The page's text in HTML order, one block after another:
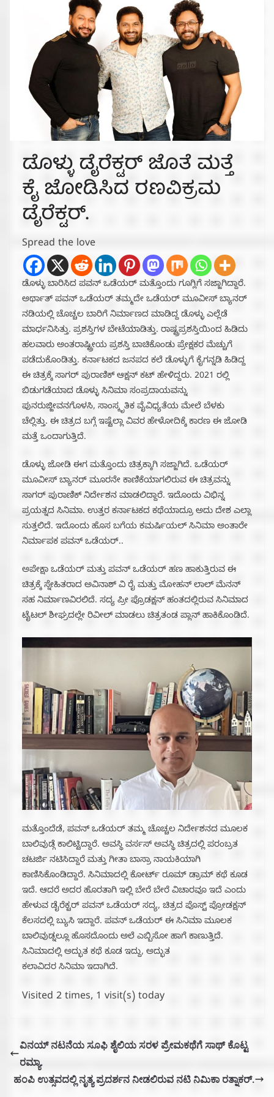
ಡೊಳ್ಳು ಡೈರೆಕ್ಟರ್ ಜೊತೆ ಮತ್ತೆ
ಕೈ ಜೋಡಿಸಿದ ರಣವಿಕ್ರಮ
ಡೈರೆಕ್ಟರ್.
Spread the love
ಡೊಳ್ಳು ಬಾರಿಸಿದ ಪವನ್ ಒಡೆಯರ್ ಮತ್ತೊಂದು ಗೂಗ್ಲಿಗೆ ಸಜ್ಜಾಗಿದ್ದಾರೆ.
ಅರ್ಥಾತ್ ಪವನ್ ಒಡೆಯರ್ ತಮ್ಮದೇ ಒಡೆಯರ್ ಮೂವೀಸ್ ಬ್ಯಾನರ್
ನಡಿಯಲ್ಲಿ ಚೊಚ್ಚಲ ಬಾರಿಗೆ ನಿರ್ಮಾಣದ ಮಾಡಿದ್ದ ಡೊಳ್ಳು ಎಲ್ಲೆಡೆ
ಮಾರ್ಧನಿಸಿತ್ತು. ಪ್ರಶಸ್ತಿಗಳ ಬೇಟೆಯಾಡಿತ್ತು. ರಾಷ್ಟ್ರಪ್ರಶಸ್ತಿಯಿಂದ ಹಿಡಿದು
ಹಲವಾರು ಅಂತರಾಷ್ಟ್ರೀಯ ಪ್ರಶಸ್ತಿ ಬಾಚಿಕೊಂಡು ಪ್ರೇಕ್ಷಕರ ಮೆಚ್ಚುಗೆ
ಪಡೆದುಕೊಂಡಿತ್ತು. ಕರ್ನಾಟಕದ ಜನಪದ ಕಲೆ ಡೊಳ್ಳುಗೆ ಕೈಗನ್ನಡಿ ಹಿಡಿದ್ದ
ಈ ಚಿತ್ರಕ್ಕೆ ಸಾಗರ್ ಪುರಾಣಿಕ್ ಆಕ್ಷನ್ ಕಟ್ ಹೇಳಿದ್ದರು. 2021 ರಲ್ಲಿ
ಬಿಡುಗಡೆಯಾದ ಡೊಳ್ಳು ಸಿನಿಮಾ ಸಂಪ್ರದಾಯವನ್ನು
ಪುನರುಜ್ಜೀವನಗೊಳಸಿ, ಸಾಂಸ್ಕೃತಿಕ ವೈವಿಧ್ಯತೆಯ ಮೇಲೆ ಬೆಳಕು
ಚೆಲ್ಲಿತ್ತು. ಈ ಚಿತ್ರದ ಬಗ್ಗೆ ಇಷ್ಟೆಲ್ಲಾ ವಿವರ ಹೇಳೋದಿಕ್ಕೆ ಕಾರಣ ಈ ಜೋಡಿ
ಮತ್ತೆ ಒಂದಾಗುತ್ತಿದೆ.
ಡೊಳ್ಳು ಜೋಡಿ ಈಗ ಮತ್ತೊಂದು ಚಿತ್ರಕ್ಕಾಗಿ ಸಜ್ಜಾಗಿದೆ. ಒಡೆಯರ್
ಮೂವೀಸ್ ಬ್ಯಾನರ್ ಮೂರನೇ ಕಾಣಿಕೆಯಾಗಲಿರುವ ಈ ಚಿತ್ರವನ್ನು
ಸಾಗರ್ ಪುರಾಣಿಕ್ ನಿರ್ದೇಶನ ಮಾಡಲಿದ್ದಾರೆ. ಇದೊಂದು ವಿಭಿನ್ನ
ಪ್ರಯತ್ನದ ಸಿನಿಮಾ. ಉತ್ತರ ಕರ್ನಾಟಕದ ಕಥೆಯಾದ್ರೂ ಅದು ದೇಶ ಎಲ್ಲಾ
ಸುತ್ತಲಿದೆ. ಇದೊಂದು ಹೊಸ ಬಗೆಯ ಕಮರ್ಷಿಯಲ್ ಸಿನಿಮಾ ಅಂತಾರೇ
ನಿರ್ಮಾಪಕ ಪವನ್ ಒಡೆಯರ್..
ಅಪೇಕ್ಷಾ ಒಡೆಯರ್ ಮತ್ತು ಪವನ್ ಒಡೆಯರ್ ಹಣ ಹಾಕುತ್ತಿರುವ ಈ
ಚಿತ್ರಕ್ಕೆ ಸ್ನೇಹಿತರಾದ ಅವಿನಾಶ್ ವಿ ರೈ ಮತ್ತು ಮೋಹನ್ ಲಾಲ್ ಮೆನನ್
ಸಹ ನಿರ್ಮಾಣವಿರಲಿದೆ. ಸದ್ಯ ಪ್ರೀ ಪ್ರೊಡಕ್ಷನ್ ಹಂತದಲ್ಲಿರುವ ಸಿನಿಮಾದ
ಟೈಟಲ್ ಶೀಘ್ರದಲ್ಲೇ ರಿವೀಲ್ ಮಾಡಲು ಚಿತ್ರತಂಡ ಪ್ಲಾನ್ ಹಾಕಿಕೊಂಡಿದೆ.
ಮತ್ತೊಂದೆಡೆ, ಪವನ್ ಒಡೆಯರ್ ತಮ್ಮ ಚೊಚ್ಚಲ ನಿರ್ದೇಶನದ ಮೂಲಕ
ಬಾಲಿವುಡ್ಗೆ ಕಾಲಿಟ್ಟಿದ್ದಾರೆ. ಅವಸ್ಥಿ ವರ್ಸಸ್ ಅವಸ್ಥಿ ಚಿತ್ರದಲ್ಲಿ ಪರಂಬ್ರತ
ಚಟರ್ಜಿ ನಟಿಸಿದ್ದಾರೆ ಮತ್ತು ಗೀತಾ ಬಾಸ್ರಾ ನಾಯಕಿಯಾಗಿ
ಕಾಣಿಸಿಕೊಂಡಿದ್ದಾರೆ. ಸಿನಿಮಾದಲ್ಲಿ ಕೋರ್ಟ್ ರೂಮ್ ಡ್ರಾಮ್ ಕಥೆ ಕೂಡ
ಇದೆ. ಆದರೆ ಅದರ ಹೊರತಾಗಿ ಇಲ್ಲಿ ಬೇರೆ ಬೇರೆ ವಿಚಾರವೂ ಇದೆ ಎಂದು
ಹೇಳುವ ಡೈರೆಕ್ಟರ್ ಪವನ್ ಒಡೆಯರ್ ಸದ್ಯ, ಚಿತ್ರದ ಪೊಸ್ಟ್ ಪ್ರೋಡಕ್ಷನ್
ಕೆಲಸದಲ್ಲಿ ಬ್ಯುಸಿ ಇದ್ದಾರೆ. ಪವನ್ ಒಡೆಯರ್ ಈ ಸಿನಿಮಾ ಮೂಲಕ
ಬಾಲಿವುಡ್ನಲ್ಲೂ ಹೊಸದೊಂದು ಅಲೆ ಎಬ್ಬಿಸೋ ಹಾಗೆ ಕಾಣುತ್ತಿದೆ.
ಸಿನಿಮಾದಲ್ಲಿ ಅದ್ಭುತ ಕಥೆ ಕೂಡ ಇದ್ದು, ಅದ್ಭುತ
ಕಲಾವಿದರ ಸಿನಿಮಾ ಇದಾಗಿದೆ.
Visited 2 times, 1 visit(s) today
ವಿನಯ್ ನಟನೆಯ ಸೂಫಿ ಶೈಲಿಯ ಸರಳ ಪ್ರೇಮಕಥೆಗೆ ಸಾಥ್ ಕೊಟ್ಟ
ರಮ್ಯಾ.
ಹಂಪಿ ಉತ್ಸವದಲ್ಲಿ ನೃತ್ಯ ಪ್ರದರ್ಶನ ನೀಡಲಿರುವ ನಟಿ ನಿಮಿಕಾ ರತ್ನಾಕರ್.